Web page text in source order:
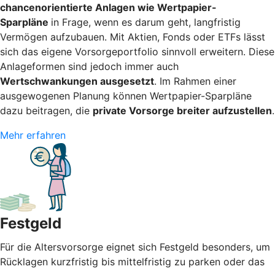
chancenorientierte Anlagen wie Wertpapier-
Sparpläne in Frage, wenn es darum geht, langfristig
Vermögen aufzubauen. Mit Aktien, Fonds oder ETFs lässt
sich das eigene Vorsorgeportfolio sinnvoll erweitern. Diese
Anlageformen sind jedoch immer auch
Wertschwankungen ausgesetzt. Im Rahmen einer
ausgewogenen Planung können Wertpapier-Sparpläne
dazu beitragen, die private Vorsorge breiter aufzustellen.
Mehr erfahren
Festgeld
Für die Altersvorsorge eignet sich Festgeld besonders, um
Rücklagen kurzfristig bis mittelfristig zu parken oder das